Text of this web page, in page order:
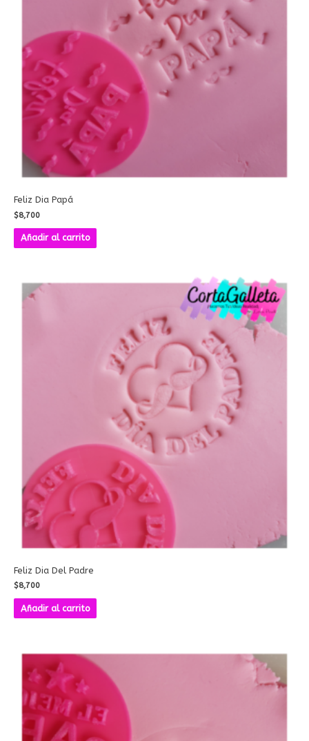
Feliz Dia Papá
$8,700
Añadir al carrito
Feliz Dia Del Padre
$8,700
Añadir al carrito